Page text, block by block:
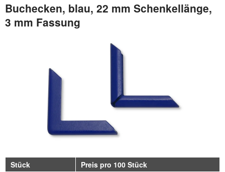
Buchecken, blau, 22 mm Schenkellänge,
3 mm Fassung
Stück
Preis pro 100 Stück